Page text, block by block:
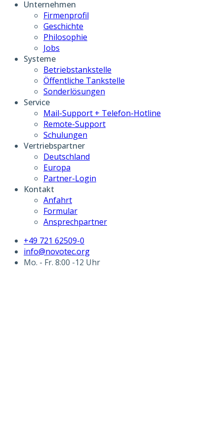
Unternehmen
Firmenprofil
Geschichte
Philosophie
Jobs
Systeme
Betriebstankstelle
Öffentliche Tankstelle
Sonderlösungen
Service
Mail-Support + Telefon-Hotline
Remote-Support
Schulungen
Vertriebspartner
Deutschland
Europa
Partner-Login
Kontakt
Anfahrt
Formular
Ansprechpartner
+49 721 62509-0
info@novotec.org
Mo. - Fr. 8:00 -12 Uhr